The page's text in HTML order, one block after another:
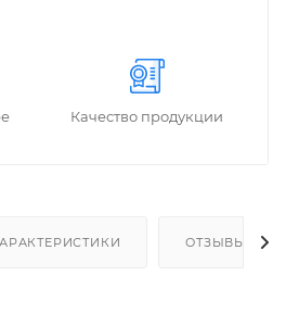
Качество продукции
ОТЗЫВЫ